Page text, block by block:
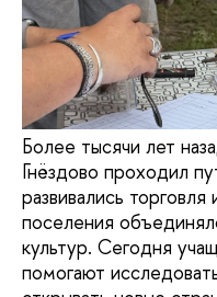
Более тысячи лет
Гнёздово проходил
развивались
поселения
культур. Сегодня
помогают